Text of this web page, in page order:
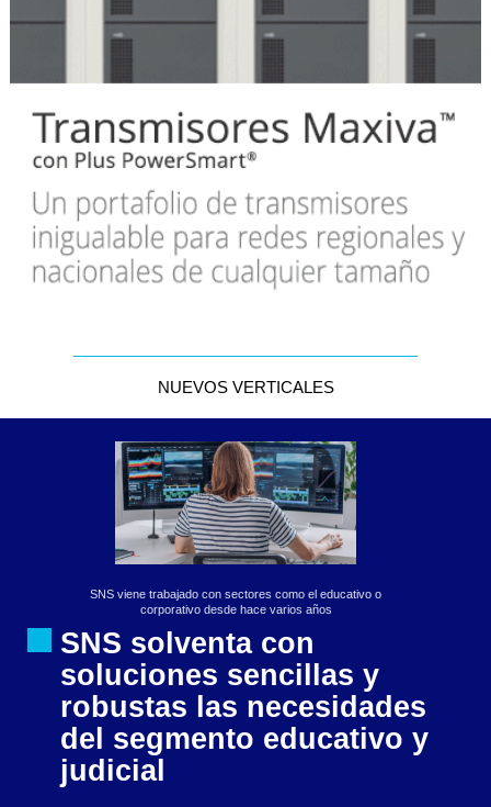
NUEVOS VERTICALES
SNS viene trabajado con sectores como el educativo o
corporativo desde hace varios años
SNS solventa con
soluciones sencillas y
robustas las necesidades
del segmento educativo y
judicial